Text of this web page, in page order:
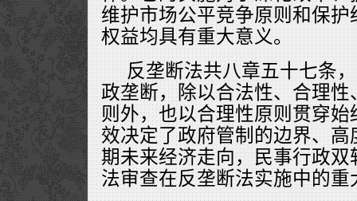
维护市场公平竞争原则和保
权益均具有重大意义。
反垄断法共八章五十七条
政垄断，除以合法性、合理
则外，也以合理性原则贯穿
效决定了政府管制的边界、
期未来经济走向，民事行政
法审查在反垄断法实施中的重